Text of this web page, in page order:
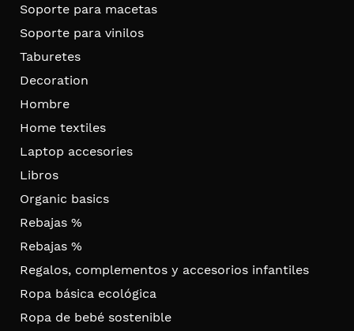
Soporte para macetas
Soporte para vinilos
Taburetes
Decoration
Hombre
Home textiles
Laptop accesories
Libros
Organic basics
Rebajas %
Rebajas %
Regalos, complementos y accesorios infantiles
Ropa básica ecológica
Ropa de bebé sostenible